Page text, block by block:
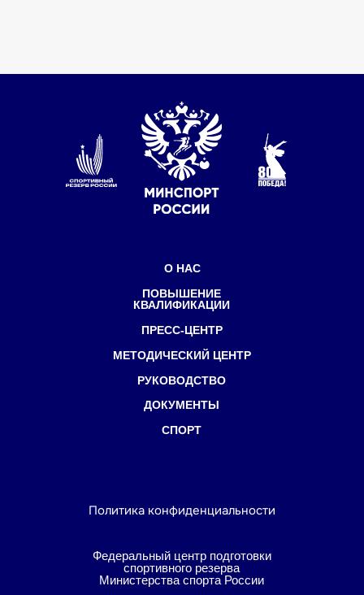
Федеральный центр подготовки
спортивного резерва
Министерства спорта России
©Все права защищены
Политика конфиденциальности